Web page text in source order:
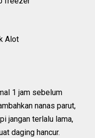
Alot
1 jam sebelum
nanas parut,
jangan terlalu lama,
daging hancur.